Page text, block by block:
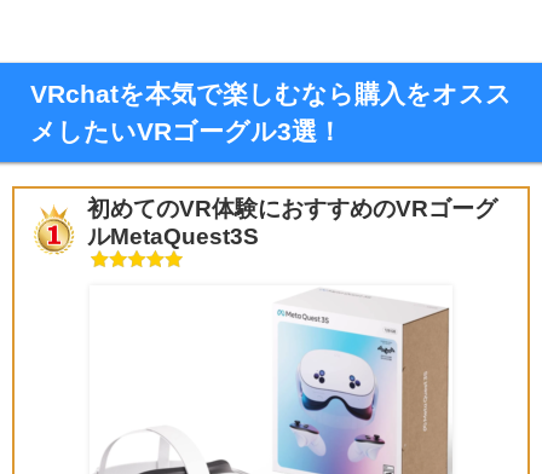
VRchatを本気で楽しむなら購入をオスス
メしたいVRゴーグル3選！
初めてのVR体験におすすめのVRゴーグ
ルMetaQuest3S